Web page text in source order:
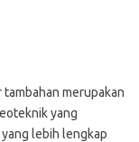
merupakan
yang
lebih lengkap